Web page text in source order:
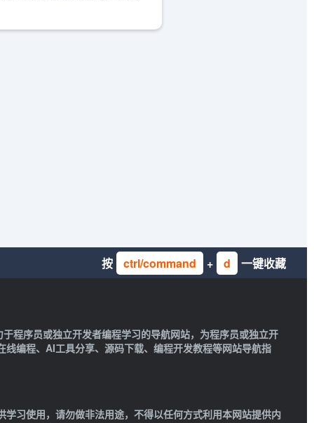
按 ctrl/command + d 一键收藏
程序员或独立开发者编程学习的导航网站，为程序员或独立开
线编程、AI工具分享、源码下载、编程开发教程等网站导航指
学习使用，请勿做非法用途，不得以任何方式利用本网站提供内